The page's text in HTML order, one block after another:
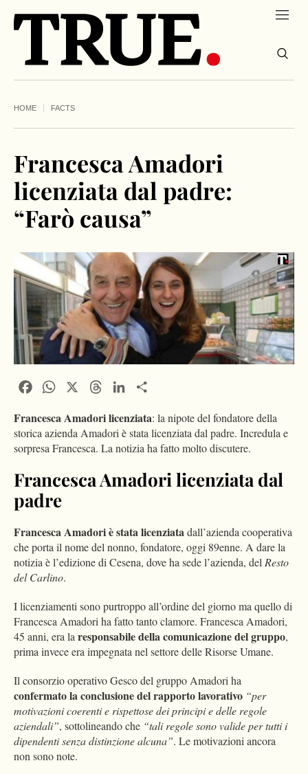
HOME FACTS
Francesca Amadori
licenziata dal padre:
“Farò causa”
FacebookWhatsApp ThreadsLinkedIn
Francesca Amadori licenziata: la nipote del fondatore della
storica azienda Amadori è stata licenziata dal padre. Incredula e
sorpresa Francesca. La notizia ha fatto molto discutere.
Francesca Amadori licenziata dal
padre
Francesca Amadori è stata licenziata dall’azienda cooperativa
che porta il nome del nonno, fondatore, oggi 89enne. A dare la
notizia è l’edizione di Cesena, dove ha sede l’azienda, del Resto
del Carlino.
I licenziamenti sono purtroppo all’ordine del giorno ma quello di
Francesca Amadori ha fatto tanto clamore. Francesca Amadori,
45 anni, era la responsabile della comunicazione del gruppo,
prima invece era impegnata nel settore delle Risorse Umane.
Il consorzio operativo Gesco del gruppo Amadori ha
confermato la conclusione del rapporto lavorativo “per
motivazioni coerenti e rispettose dei principi e delle regole
aziendali”, sottolineando che “tali regole sono valide per tutti i
dipendenti senza distinzione alcuna”. Le motivazioni ancora
non sono note.